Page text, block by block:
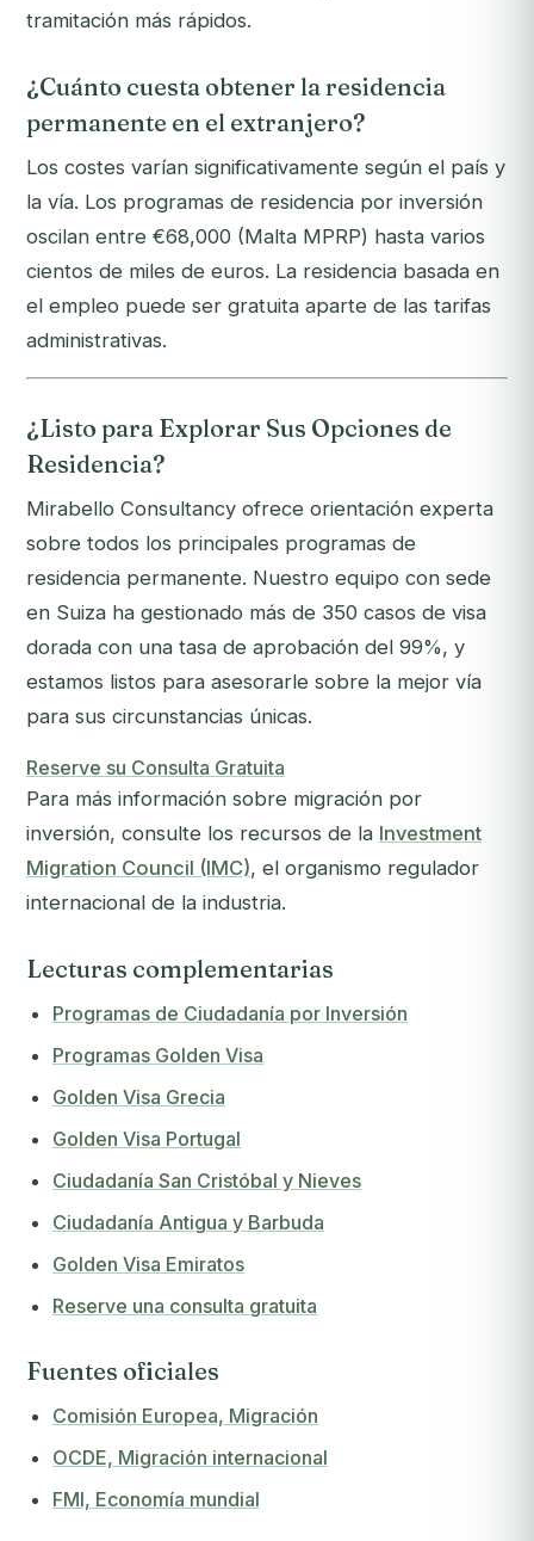
tramitación más rápidos.
¿Cuánto cuesta obtener la residencia
permanente en el extranjero?
Los costes varían significativamente según el país y
la vía. Los programas de residencia por inversión
oscilan entre €68,000 (Malta MPRP) hasta varios
cientos de miles de euros. La residencia basada en
el empleo puede ser gratuita aparte de las tarifas
administrativas.
¿Listo para Explorar Sus Opciones de
Residencia?
Mirabello Consultancy ofrece orientación experta
sobre todos los principales programas de
residencia permanente. Nuestro equipo con sede
en Suiza ha gestionado más de 350 casos de visa
dorada con una tasa de aprobación del 99%, y
estamos listos para asesorarle sobre la mejor vía
para sus circunstancias únicas.
Reserve su Consulta Gratuita
Para más información sobre migración por
inversión, consulte los recursos de la Investment
Migration Council (IMC), el organismo regulador
internacional de la industria.
Lecturas complementarias
Programas de Ciudadanía por Inversión
Programas Golden Visa
Golden Visa Grecia
Golden Visa Portugal
Ciudadanía San Cristóbal y Nieves
Ciudadanía Antigua y Barbuda
Golden Visa Emiratos
Reserve una consulta gratuita
Fuentes oficiales
Comisión Europea, Migración
OCDE, Migración internacional
FMI, Economía mundial